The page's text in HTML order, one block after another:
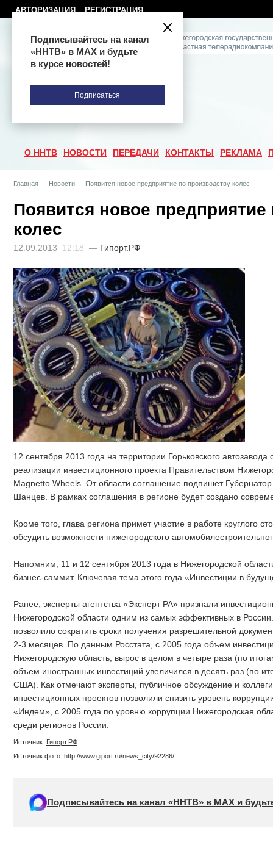
АВТОРИЗАЦИЯ РЕГИСТРАЦИЯ
О ННТВ НОВОСТИ ПЕРЕДАЧИ КОНТАКТЫ РЕКЛАМА
Главная — Новости — Появится новое предприятие по производству колес
Появится новое предприятие
колес
12.09.2013 12:18 — Гипорт.РФ
12 сентября 2013 года на территории Горьковского
реализации инвестиционного проекта Правительством
Magnetto Wheels. От области соглашение подпишет
Шанцев. В рамках соглашения в регионе будет создано
Кроме того, глава региона примет участие в работе круглого
обсудить возможности нижегородского
Напомним, 11 и 12 сентября 2013 года в Нижегородской
бизнес-саммит. Ключевая тема этого года «Инвестиции в
Ранее, эксперты агентства «Эксперт РА» признали
Нижегородской области одним из самых эффективных в
позволило сократить сроки получения разрешительной
2-3 месяцев. По данным Росстата, с 2005 года объем
Нижегородскую область, вырос в целом в четыре раза (по
объем иностранных инвестиций увеличился в десять раз (по
США). Как отмечают эксперты, публичное обсуждение и
инвестиционных проектов позволили снизить уровень
«Индем», с 2005 года по уровню коррупции Нижегородская
среди регионов России.
Источник: Гипорт.РФ
Источник фото: http://www.giport.ru/news_city/92286/
Подписывайтесь на канал «ННТВ» в МАХ и
Подписывайтесь на канал
«ННТВ» в МАХ и будьте
в курсе новостей!
Подписаться